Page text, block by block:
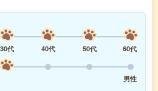
30代 40代 50代
60代
男性